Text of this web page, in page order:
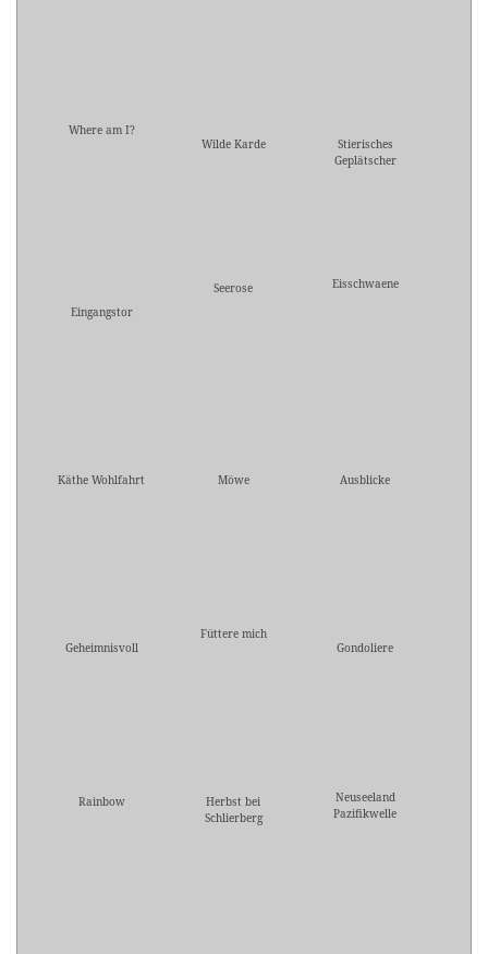
Where am I?
Wilde Karde
Stierisches
Geplätscher
Eingangstor
Seerose Eisschwaene
Käthe Wohlfahrt Möwe Ausblicke
Geheimnisvoll
Füttere mich
Gondoliere
Rainbow
Herbst bei
Schlierberg
Neuseeland
Pazifikwelle